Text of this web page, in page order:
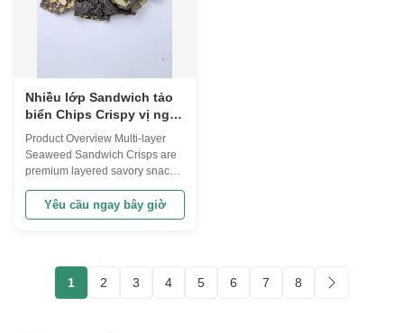
Nhiều lớp Sandwich tảo
biển Chips Crispy vị ngọt
đậu nành đồ ăn nhẹ Cho
văn phòng nghỉ ngơi
xem phim siêu thị tạp
Product Overview Multi-layer
Seaweed Sandwich Crisps are
premium layered savory snacks
sheets sandwiched with fresh
natural seaweed filling. Unique
rich umami seaweed flavor and
mild savory bean taste for a ...
Yêu cầu ngay bây giờ
1 2 3 4 5 6 7 8